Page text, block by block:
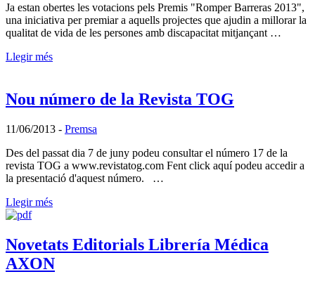
Ja estan obertes les votacions pels Premis "Romper Barreras 2013",
una iniciativa per premiar a aquells projectes que ajudin a millorar la
qualitat de vida de les persones amb discapacitat mitjançant …
Llegir més
Nou número de la Revista TOG
11/06/2013 - Premsa
Des del passat dia 7 de juny podeu consultar el número 17 de la
revista TOG a www.revistatog.com Fent click aquí podeu accedir a
la presentació d'aquest número. …
Llegir més
Novetats Editorials Librería Médica
AXON